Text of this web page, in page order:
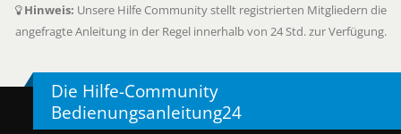
Hinweis: Unsere Hilfe Community stellt registrierten Mitgliedern die
angefragte Anleitung in der Regel innerhalb von 24 Std. zur Verfügung.
Die Hilfe-Community
Bedienungsanleitung24